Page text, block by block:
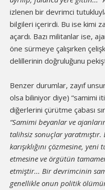
izlenen bir devrimci
bilgileri içerirdi. Bu ise kimi
açardı. Bazı militanlar ise,
öne sürmeye çalışırken
delillerinin doğruluğunu
Benzer durumlar, zayıf
olsa biliniyor diye) “samimi
diğerlerini çürütme çabası
“Samimi beyanlar ve
talihsiz sonuçlar
karışıklığını çözmesine,
etmesine ve örgütün
etmiştir... Bir devrimcinin
genellikle onun politik